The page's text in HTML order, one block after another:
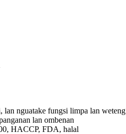
lan nguatake fungsi limpa lan weteng
lan ombenan
HACCP, FDA, halal